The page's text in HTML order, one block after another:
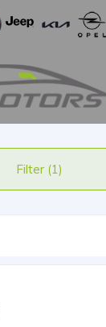
Filter (1)